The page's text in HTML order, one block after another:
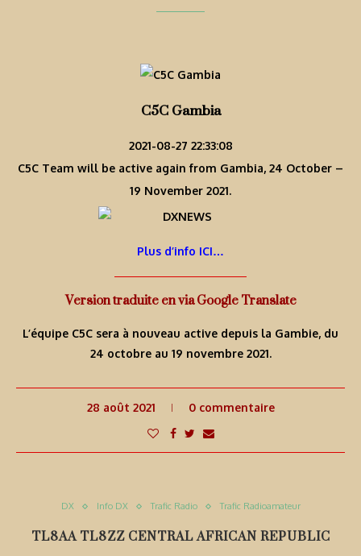
C5C Gambia
2021-08-27 22:33:08
C5C Team will be active again from Gambia, 24 October –
19 November 2021.
Plus d’info ICI…
Version traduite en via Google Translate
L’équipe C5C sera à nouveau active depuis la Gambie, du
24 octobre au 19 novembre 2021.
28 août 2021 0 commentaire
DX Info DX Trafic Radio Trafic Radioamateur
TL8AA TL8ZZ CENTRAL AFRICAN REPUBLIC